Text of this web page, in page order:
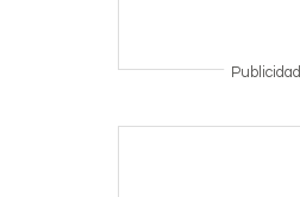
Publicidad